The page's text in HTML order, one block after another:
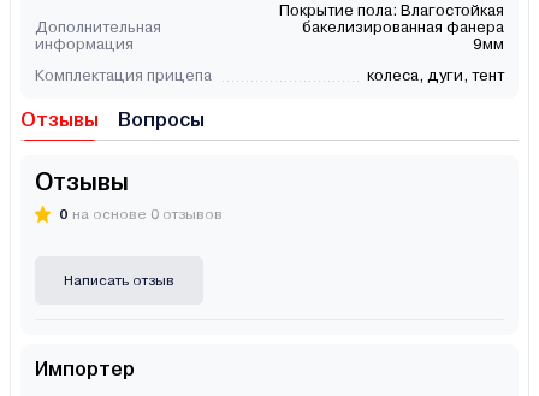
Дополнительная
информация
Покрытие пола: Влагостойкая
бакелизированная фанера
9мм
Комплектация прицепа
колеса, дуги, тент
Отзывы Вопросы
Отзывы
0 на основе 0 отзывов
Написать отзыв
Импортер